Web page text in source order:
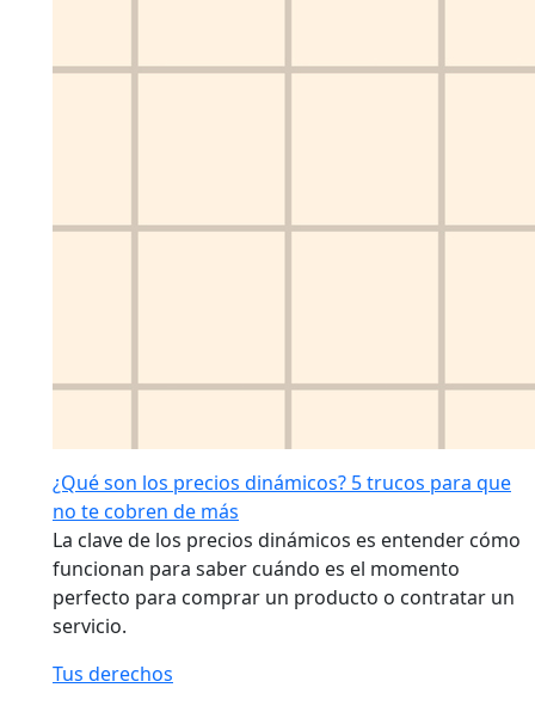
¿Qué son los precios dinámicos? 5 trucos para que
no te cobren de más
La clave de los precios dinámicos es entender cómo
funcionan para saber cuándo es el momento
perfecto para comprar un producto o contratar un
servicio.
Tus derechos